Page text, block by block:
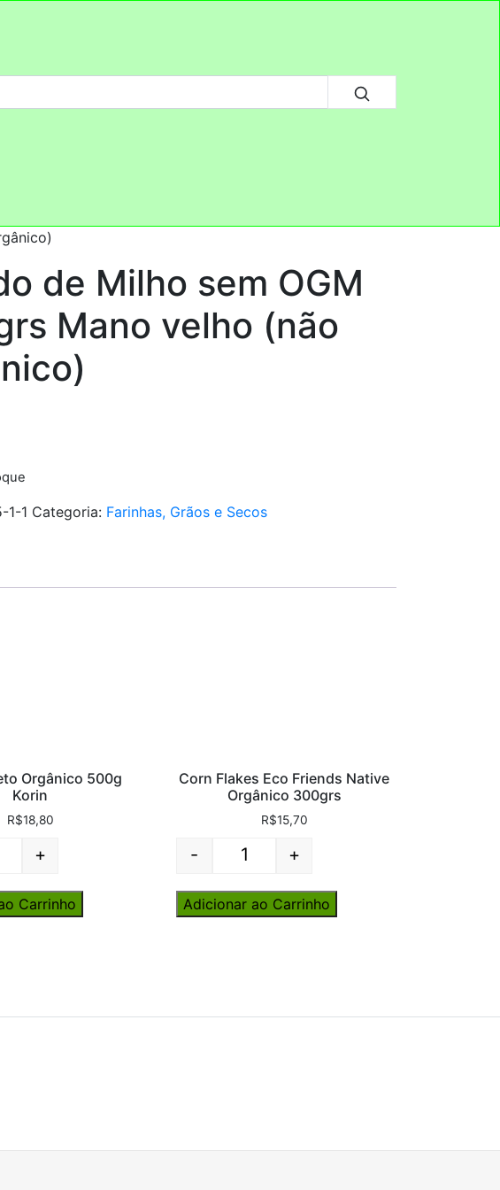
de Milho sem OGM
Mano velho (não
1-1 Categoria: Farinhas, Grãos e Secos
Orgânico 500g
Korin
R$18,80
+
Carrinho
Corn Flakes Eco Friends Native
Orgânico 300grs
R$15,70
Quantity
- +
Adicionar ao Carrinho